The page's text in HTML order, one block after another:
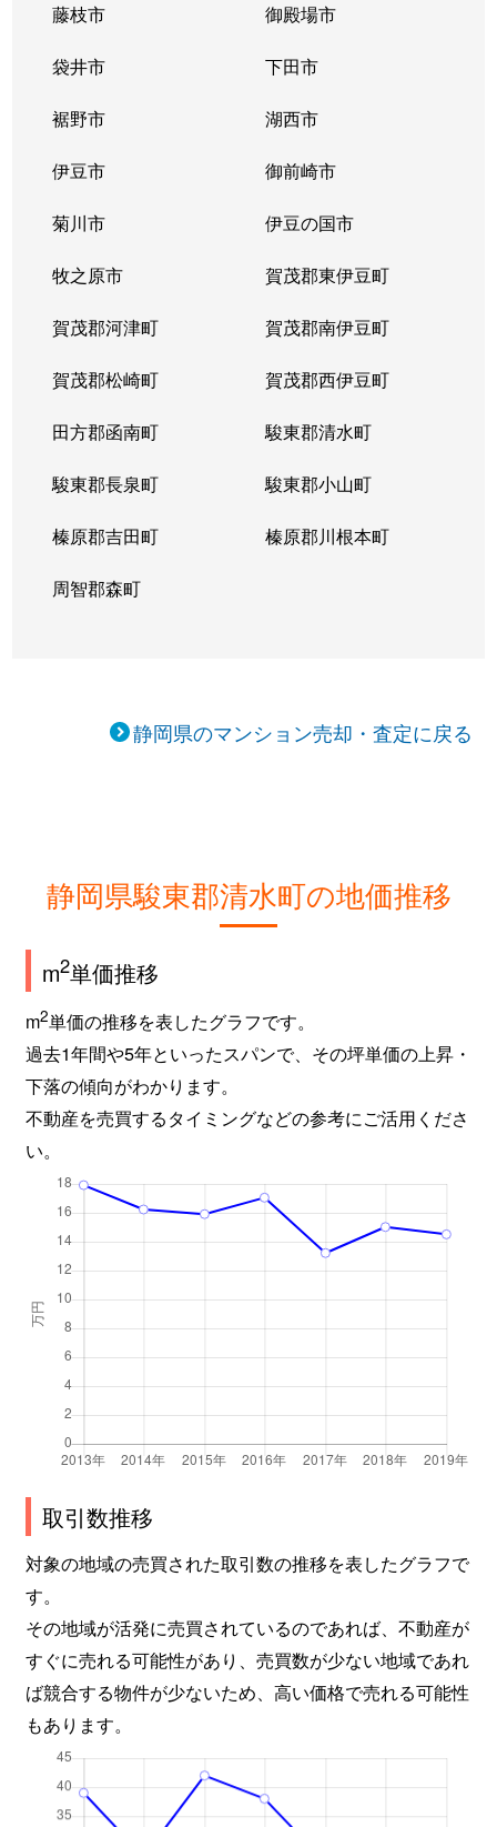
藤枝市 御殿場市
袋井市 下田市
裾野市 湖西市
伊豆市 御前崎市
菊川市 伊豆の国市
牧之原市 賀茂郡東伊豆町
賀茂郡河津町 賀茂郡南伊豆町
賀茂郡松崎町 賀茂郡西伊豆町
田方郡函南町 駿東郡清水町
駿東郡長泉町 駿東郡小山町
榛原郡吉田町 榛原郡川根本町
周智郡森町
静岡県のマンション売却・査定に戻る
静岡県駿東郡清水町の地価推移
m2単価推移
m2単価の推移を表したグラフです。
過去1年間や5年といったスパンで、その坪単価の上昇・
下落の傾向がわかります。
不動産を売買するタイミングなどの参考にご活用くださ
い。
取引数推移
対象の地域の売買された取引数の推移を表したグラフで
す。
その地域が活発に売買されているのであれば、不動産が
すぐに売れる可能性があり、売買数が少ない地域であれ
ば競合する物件が少ないため、高い価格で売れる可能性
もあります。